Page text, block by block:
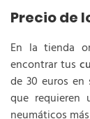
Precio de
En la tienda
encontrar tus
de 30 euros en
que requieren
neumáticos